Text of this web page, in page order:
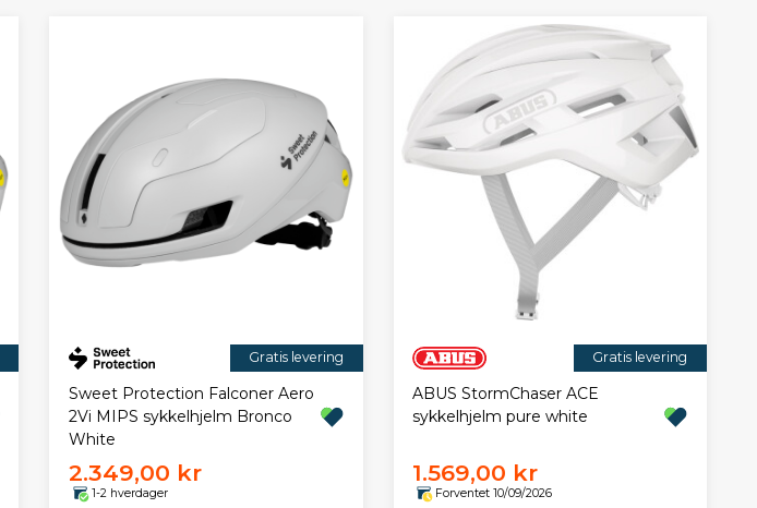
Gratis levering
Sweet Protection Falconer Aero
2Vi MIPS sykkelhjelm Bronco
White
2.349,00 kr
1-2 hverdager
Gratis levering
ABUS StormChaser ACE
sykkelhjelm pure white
1.569,00 kr
Forventet 10/09/2026